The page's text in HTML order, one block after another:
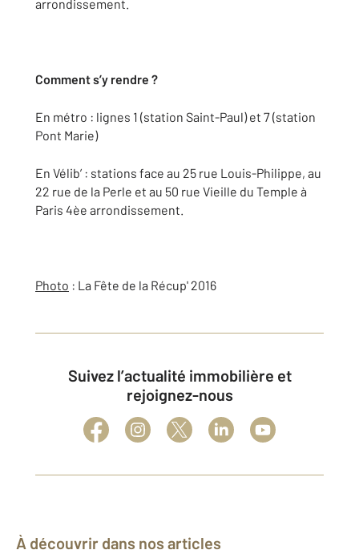
arrondissement.
Comment s’y rendre ?
En métro : lignes 1 (station Saint-Paul) et 7 (station
Pont Marie)
En Vélib’ : stations face au 25 rue Louis-Philippe, au
22 rue de la Perle et au 50 rue Vieille du Temple à
Paris 4èe arrondissement.
Photo : La Fête de la Récup' 2016
Suivez l’actualité immobilière et
rejoignez-nous
À découvrir dans nos articles